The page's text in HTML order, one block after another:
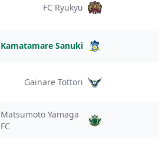
FC Ryukyu
Kamatamare Sanuki
Gainare Tottori
Matsumoto Yamaga
FC